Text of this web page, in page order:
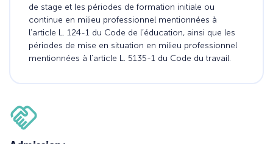
de stage et les périodes de formation initiale ou
continue en milieu professionnel mentionnées à
l’article L. 124-1 du Code de l’éducation, ainsi que les
périodes de mise en situation en milieu professionnel
mentionnées à l’article L. 5135-1 du Code du travail.